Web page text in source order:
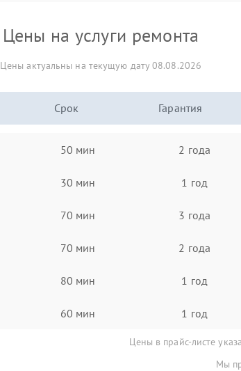
Цены на услуги ремонта
Цены актуальны на текущую дату 08.08.2026
Срок Гарантия
50 мин 2 года
30 мин 1 год
70 мин 3 года
70 мин 2 года
80 мин 1 год
60 мин 1 год
Цены в прайс-листе
Мы